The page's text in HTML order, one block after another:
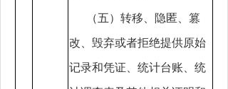
（五）转移、隐匿、篡
改、毁弃或者拒绝提供原始
记录和凭证、统计台账、统